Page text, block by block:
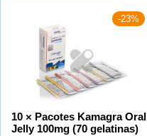
-23%
10 × Pacotes Kamagra Oral
Jelly 100mg (70 gelatinas)